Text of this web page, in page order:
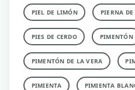
PIEL DE LIMÓN PIERNA DE
PIES DE CERDO PIMENTÓN
PIMENTÓN DE LA VERA
PIMIENTA PIMIENTA